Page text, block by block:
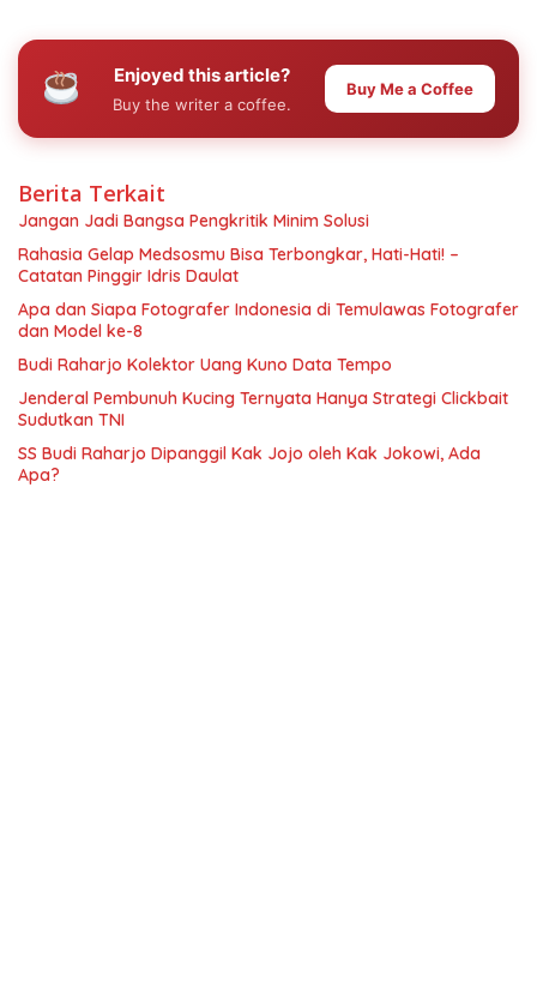
Enjoyed this article?
Buy the writer a coffee.
Buy Me a Coffee
Berita Terkait
Jangan Jadi Bangsa Pengkritik Minim Solusi
Rahasia Gelap Medsosmu Bisa Terbongkar, Hati-Hati! –
Catatan Pinggir Idris Daulat
Apa dan Siapa Fotografer Indonesia di Temulawas Fotografer
dan Model ke-8
Budi Raharjo Kolektor Uang Kuno Data Tempo
Jenderal Pembunuh Kucing Ternyata Hanya Strategi Clickbait
Sudutkan TNI
SS Budi Raharjo Dipanggil Kak Jojo oleh Kak Jokowi, Ada
Apa?